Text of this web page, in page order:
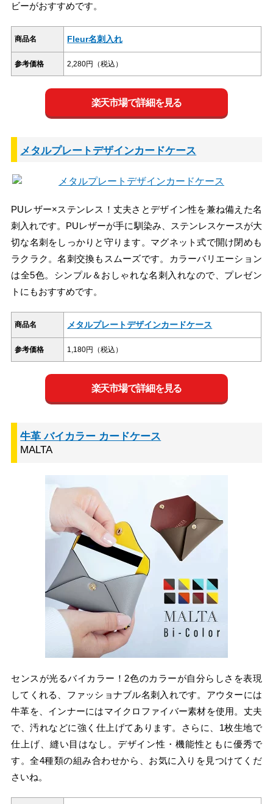
ビーがおすすめです。
商品名 Fleur名刺入れ
参考価格 2,280円（税込）
楽天市場で詳細を見る
メタルプレートデザインカードケース
PUレザー×ステンレス！丈夫さとデザイン性を兼ね備えた名
刺入れです。PUレザーが手に馴染み、ステンレスケースが大
切な名刺をしっかりと守ります。マグネット式で開け閉めも
ラクラク。名刺交換もスムーズです。カラーバリエーション
は全5色。シンプル＆おしゃれな名刺入れなので、プレゼン
トにもおすすめです。
商品名 メタルプレートデザインカードケース
参考価格 1,180円（税込）
楽天市場で詳細を見る
牛革 バイカラー カードケース
MALTA
センスが光るバイカラー！2色のカラーが自分らしさを表現
してくれる、ファッショナブル名刺入れです。アウターには
牛革を、インナーにはマイクロファイバー素材を使用。丈夫
で、汚れなどに強く仕上げてあります。さらに、1枚生地で
仕上げ、縫い目はなし。デザイン性・機能性ともに優秀で
す。全4種類の組み合わせから、お気に入りを見つけてくだ
さいね。